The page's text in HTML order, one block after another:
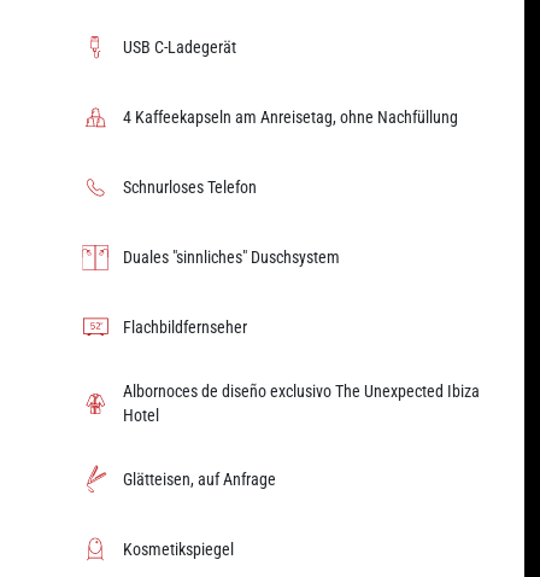
USB C-Ladegerät
4 Kaffeekapseln am Anreisetag, ohne Nachfüllung
Schnurloses Telefon
Duales "sinnliches" Duschsystem
Flachbildfernseher
Albornoces de diseño exclusivo The Unexpected Ibiza
Hotel
Glätteisen, auf Anfrage
Kosmetikspiegel